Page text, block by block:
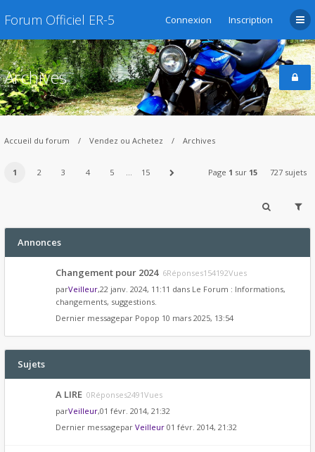
Forum Officiel ER-5 Connexion Inscription
Archives
Accueil du forum Vendez ou Achetez Archives
1 2 3 4 5 … 15 Page 1 sur 15 727 sujets
Annonces
Changement pour 2024 6Réponses154192Vues
parVeilleur,22 janv. 2024, 11:11 dans Le Forum : Informations,
changements, suggestions.
Dernier messagepar Popop 10 mars 2025, 13:54
Sujets
A LIRE 0Réponses2491Vues
parVeilleur,01 févr. 2014, 21:32
Dernier messagepar Veilleur 01 févr. 2014, 21:32